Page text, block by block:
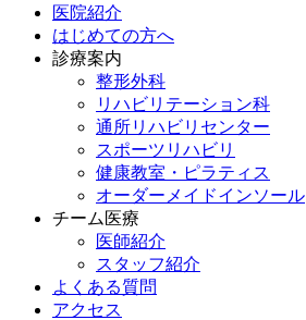
医院紹介
はじめての方へ
診療案内
整形外科
リハビリテーション科
通所リハビリセンター
スポーツリハビリ
健康教室・ピラティス
オーダーメイドインソール
チーム医療
医師紹介
スタッフ紹介
よくある質問
アクセス